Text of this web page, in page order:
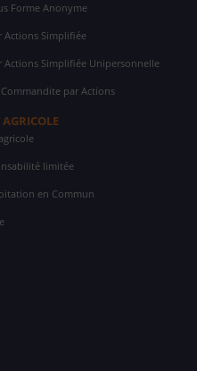
Forme Anonyme
Actions Simplifiée
Actions Simplifiée Unipersonnelle
par Actions
limitée
en Commun